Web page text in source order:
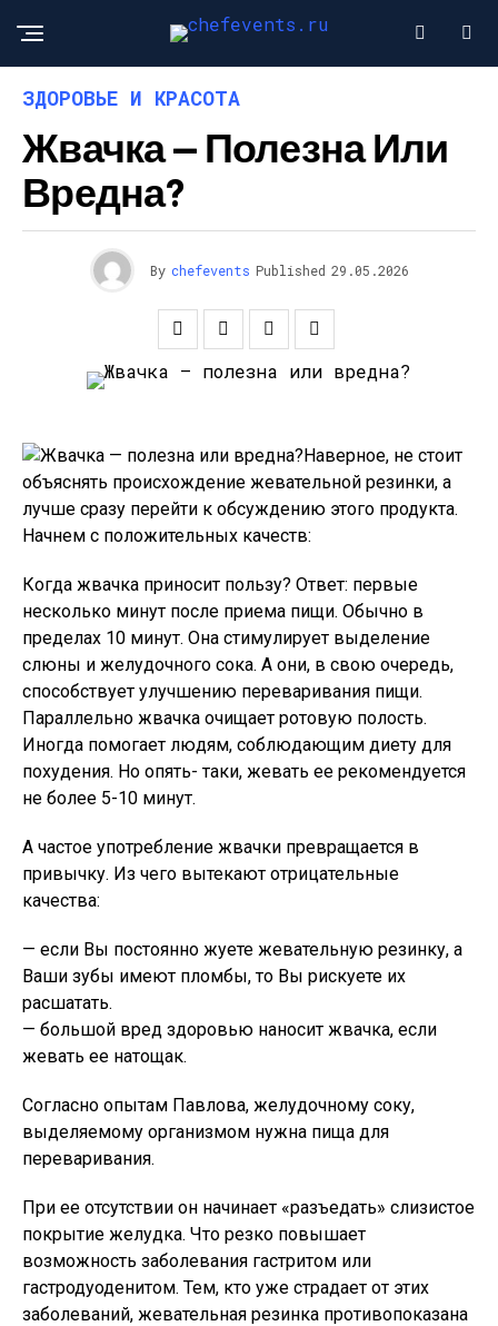
ЗДОРОВЬЕ И КРАСОТА
Жвачка — Полезна Или
Вредна?
By chefevents Published 29.05.2026
Наверное, не стоит
объяснять происхождение жевательной резинки, а
лучше сразу перейти к обсуждению этого продукта.
Начнем с положительных качеств:
Когда жвачка приносит пользу? Ответ: первые
несколько минут после приема пищи. Обычно в
пределах 10 минут. Она стимулирует выделение
слюны и желудочного сока. А они, в свою очередь,
способствует улучшению переваривания пищи.
Параллельно жвачка очищает ротовую полость.
Иногда помогает людям, соблюдающим диету для
похудения. Но опять- таки, жевать ее рекомендуется
не более 5-10 минут.
А частое употребление жвачки превращается в
привычку. Из чего вытекают отрицательные
качества:
— если Вы постоянно жуете жевательную резинку, а
Ваши зубы имеют пломбы, то Вы рискуете их
расшатать.
— большой вред здоровью наносит жвачка, если
жевать ее натощак.
Согласно опытам Павлова, желудочному соку,
выделяемому организмом нужна пища для
переваривания.
При ее отсутствии он начинает «разъедать» слизистое
покрытие желудка. Что резко повышает
возможность заболевания гастритом или
гастродуоденитом. Тем, кто уже страдает от этих
заболеваний, жевательная резинка противопоказана